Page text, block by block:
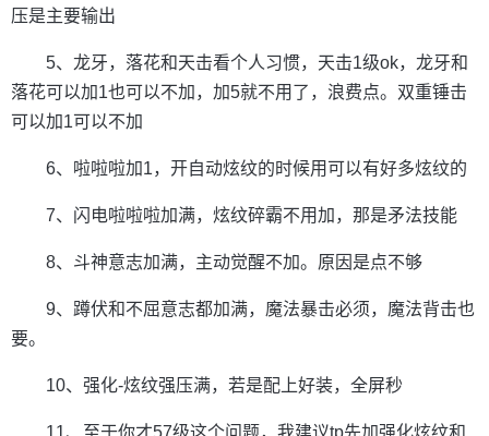
压是主要输出
5、龙牙，落花和天击看个人习惯，天击1级ok，龙牙和
落花可以加1也可以不加，加5就不用了，浪费点。双重锤击
可以加1可以不加
6、啦啦啦加1，开自动炫纹的时候用可以有好多炫纹的
7、闪电啦啦啦加满，炫纹碎霸不用加，那是矛法技能
8、斗神意志加满，主动觉醒不加。原因是点不够
9、蹲伏和不屈意志都加满，魔法暴击必须，魔法背击也
要。
10、强化-炫纹强压满，若是配上好装，全屏秒